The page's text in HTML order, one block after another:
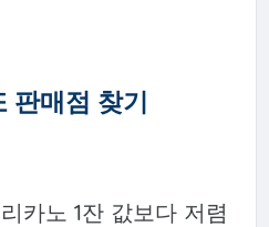
판매점 찾기
카노 1잔 값보다 저렴